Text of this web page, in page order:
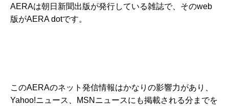
AERAは朝日新聞出版が発行している雑誌で、そのweb
版がAERA dotです。
このAERAのネット発信情報はかなりの影響力があり、
Yahoo!ニュース、MSNニュースにも掲載される分までを